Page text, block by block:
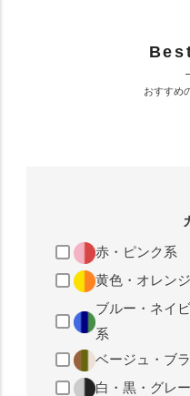
おすすめ
赤・ピンク系
黄色・オレン
ブルー・ネイ
系
ベージュ・ブ
白・黒・グレ